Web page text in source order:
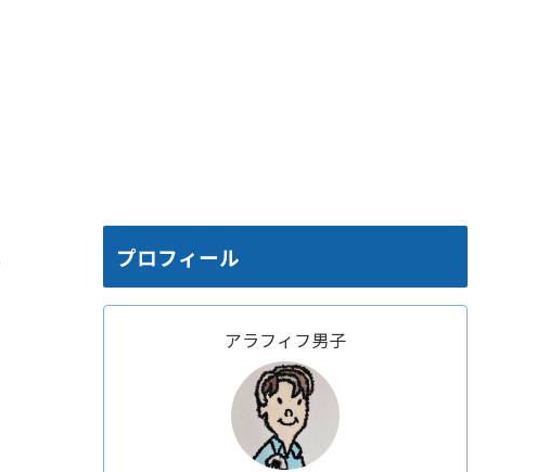
プロフィール
アラフィフ男子